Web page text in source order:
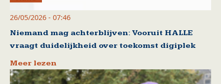
26/05/2026 - 07:46
Niemand mag achterblijven: Vooruit HALLE
vraagt duidelijkheid over toekomst digiplek
Meer lezen